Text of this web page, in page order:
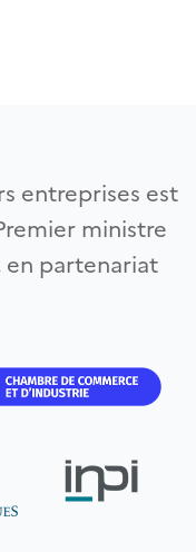
entreprises est
ministre
en partenariat